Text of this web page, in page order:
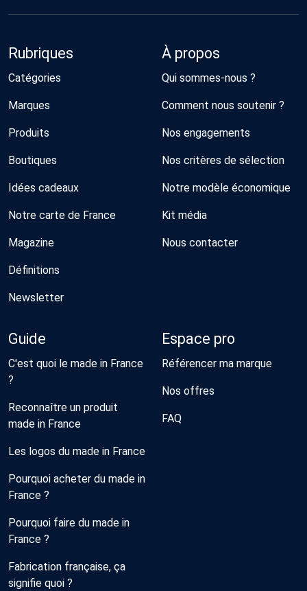
Rubriques
Catégories
Marques
Produits
Boutiques
Idées cadeaux
Notre carte de France
Magazine
Définitions
Newsletter
À propos
Qui sommes-nous ?
Comment nous soutenir ?
Nos engagements
Nos critères de sélection
Notre modèle économique
Kit média
Nous contacter
Guide
C'est quoi le made in France
?
Reconnaître un produit
made in France
Les logos du made in France
Pourquoi acheter du made in
France ?
Pourquoi faire du made in
France ?
Fabrication française, ça
signifie quoi ?
Espace pro
Référencer ma marque
Nos offres
FAQ